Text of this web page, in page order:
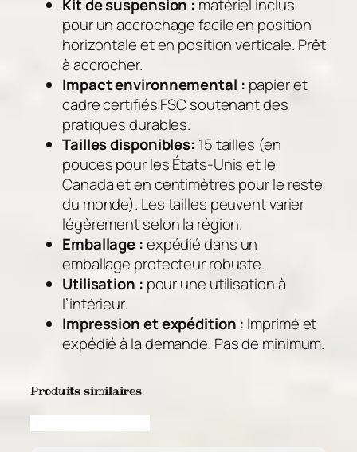
Kit de suspension : matériel inclus
pour un accrochage facile en position
horizontale et en position verticale. Prêt
à accrocher.
Impact environnemental : papier et
cadre certifiés FSC soutenant des
pratiques durables.
Tailles disponibles: 15 tailles (en
pouces pour les États-Unis et le
Canada et en centimètres pour le reste
du monde). Les tailles peuvent varier
légèrement selon la région.
Emballage :expédié dans un
emballage protecteur robuste.
Utilisation : pour une utilisation à
l’intérieur.
Impression et expédition : Imprimé et
expédié à la demande. Pas de minimum.
Produits similaires